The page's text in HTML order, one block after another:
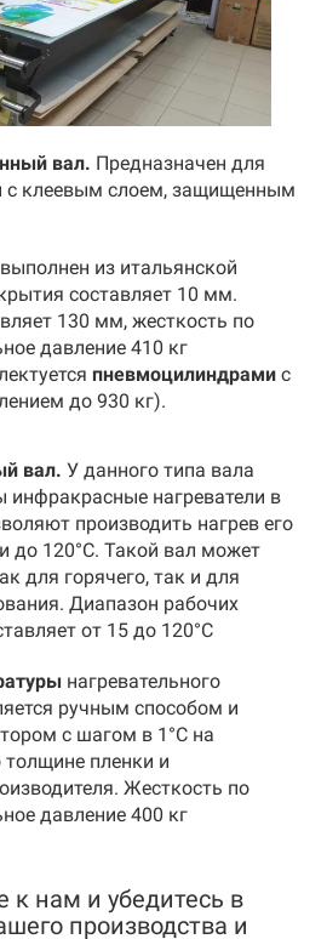
вал. Предназначен для
с клеевым слоем, защищенным
из итальянской
составляет 10 мм.
130 мм, жесткость по
давление 410 кг
пневмоцилиндрами с
до 930 кг).
вал. У данного типа вала
инфракрасные нагреватели в
производить нагрев его
до 120°С. Такой вал может
для горячего, так и для
Диапазон рабочих
от 15 до 120°С
нагревательного
ручным способом и
с шагом в 1 °С на
пленки и
Жесткость по
давление 400 кг
к нам и убедитесь в
производства и